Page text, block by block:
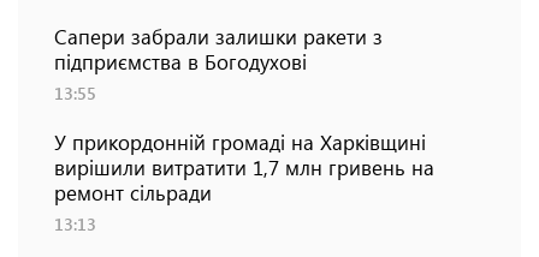
Сапери забрали залишки ракети з
підприємства в Богодухові
13:55
У прикордонній громаді на Харківщині
вирішили витратити 1,7 млн гривень на
ремонт сільради
13:13